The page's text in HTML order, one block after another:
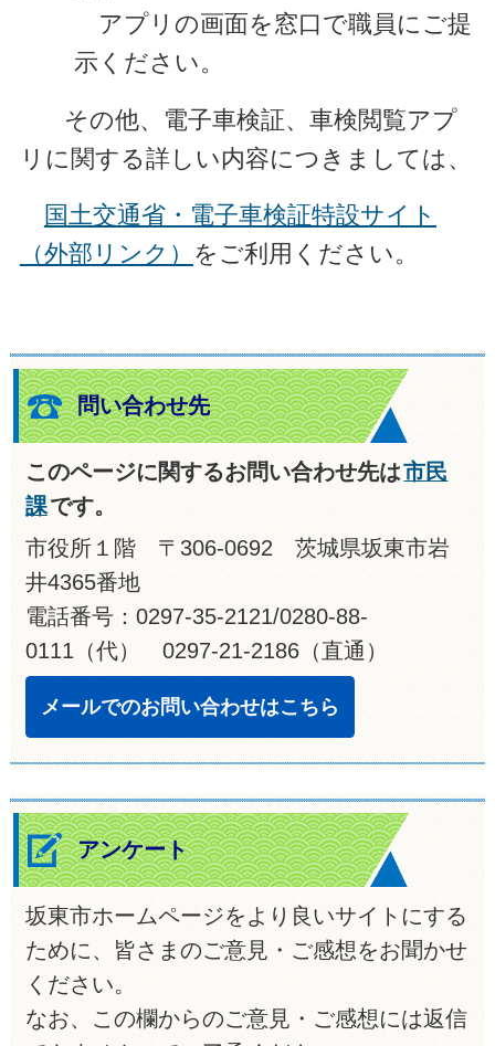
アプリの画面を窓口で職員にご提
示ください。
その他、電子車検証、車検閲覧アプ
リに関する詳しい内容につきましては、
国土交通省・電子車検証特設サイト
（外部リンク） をご利用ください。
問い合わせ先
このページに関するお問い合わせ先は市民
課です。
市役所１階 〒306-0692 茨城県坂東市岩
井4365番地
電話番号：0297-35-2121/0280-88-
0111（代） 0297-21-2186（直通）
メールでのお問い合わせはこちら
アンケート
坂東市ホームページをより良いサイトにする
ために、皆さまのご意見・ご感想をお聞かせ
ください。
なお、この欄からのご意見・ご感想には返信